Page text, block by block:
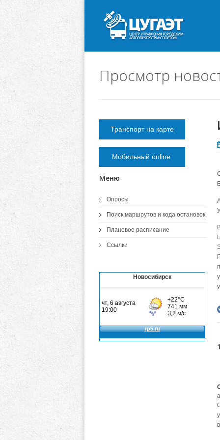
Просмотр
Транспорт на карте
Мобильный online
Меню
Опросы
Поиск маршрутов и кода остановок
Плановое расписание
Ссылки
Новосибирск